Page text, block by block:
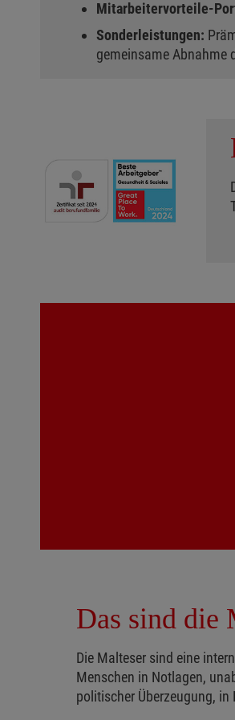
Mitarbeitervorteile-
Sonderleistungen:
gemeinsame Abnahme
Das sind die
Die Malteser sind eine
Menschen in Notlagen,
politischer Überzeugung,